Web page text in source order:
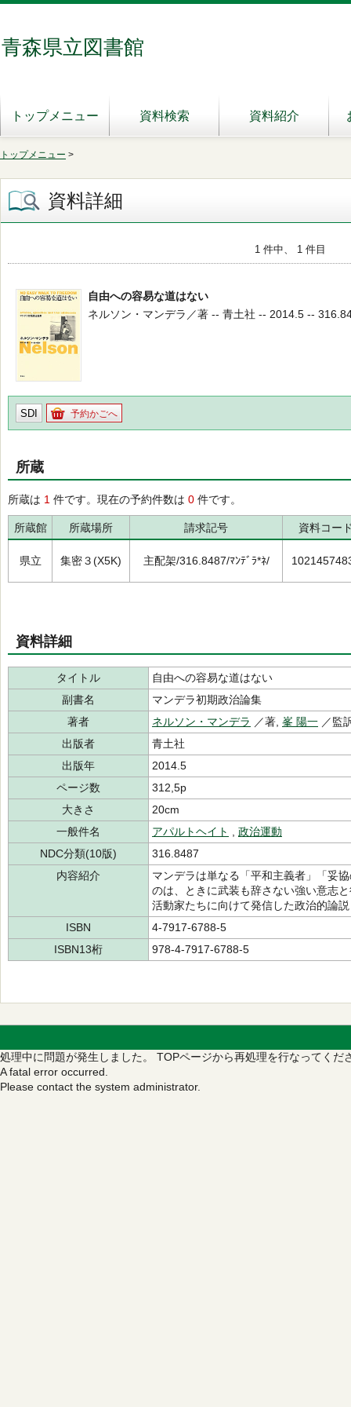
青森県立図書館
トップメニュー 資料検索 資料紹介
トップメニュー >
資料詳細
1 件中、 1 件目
自由への容易な道はない
ネルソン・マンデラ／著 -- 青土社 -- 2014.5 --
SDI 予約かごへ
所蔵
所蔵は 1 件です。現在の予約件数は 0 件です。
所蔵館 所蔵場所 請求記号 資料コー
県立 集密３(X5K) 主配架/316.8487/ﾏﾝﾃﾞﾗ*ﾈ/
資料詳細
タイトル
自由への容易な道はない
副書名
マンデラ初期政治論集
著者
ネルソン・マンデラ ／著, 峯 陽一 ／監
出版者
青土社
出版年
2014.5
ページ数
312,5p
大きさ
20cm
一般件名
アパルトヘイト
政治運動
NDC分類(10版)
316.8487
内容紹介
マンデラは単なる「平和主義者」「妥
のは、ときに武装も辞さない強い意志
活動家たちに向けて発信した政治的論
ISBN
4-7917-6788-5
ISBN13桁
978-4-7917-6788-5
処理中に問題が発生しました。 TOPページから再処理を行なってくだ
A fatal error occurred.
Please contact the system administrator.